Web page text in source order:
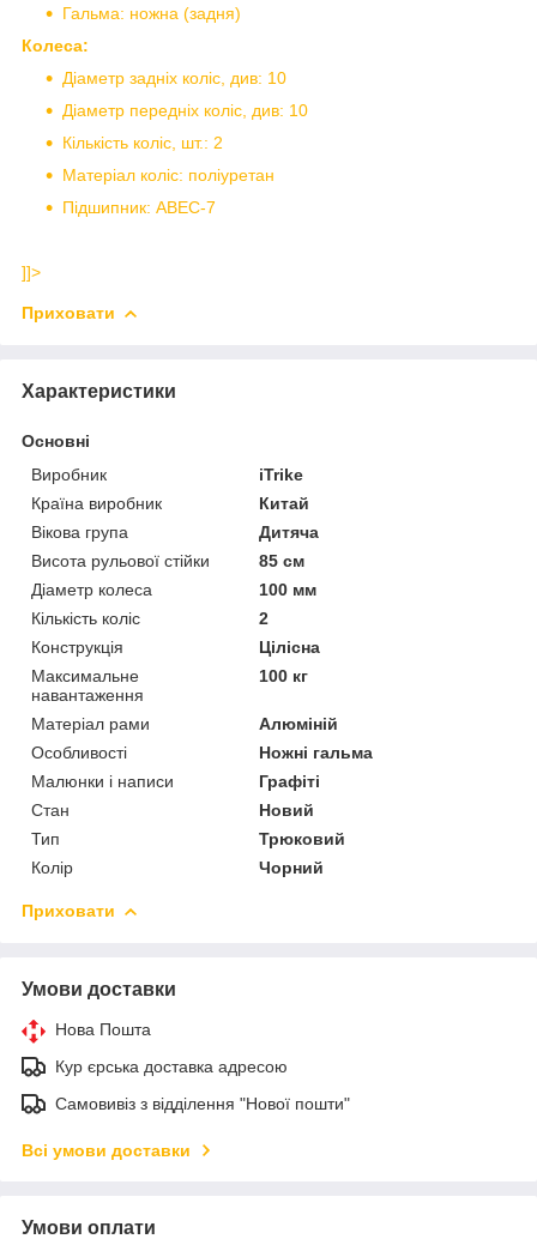
Гальма: ножна (задня)
Колеса:
Діаметр задніх коліс, див: 10
Діаметр передніх коліс, див: 10
Кількість коліс, шт.: 2
Матеріал коліс: поліуретан
Підшипник: ABEC-7
]]>
Приховати
Характеристики
Основні
Виробник
iTrike
Країна виробник
Китай
Вікова група
Дитяча
Висота рульової стійки
85 см
Діаметр колеса
100 мм
Кількість коліс
2
Конструкція
Цілісна
Максимальне
навантаження
100 кг
Матеріал рами
Алюміній
Особливості
Ножні гальма
Малюнки і написи
Графіті
Стан
Новий
Тип
Трюковий
Колір
Чорний
Приховати
Умови доставки
Нова Пошта
Кур єрська доставка адресою
Самовивіз з відділення "Нової пошти"
Всі умови доставки
Умови оплати